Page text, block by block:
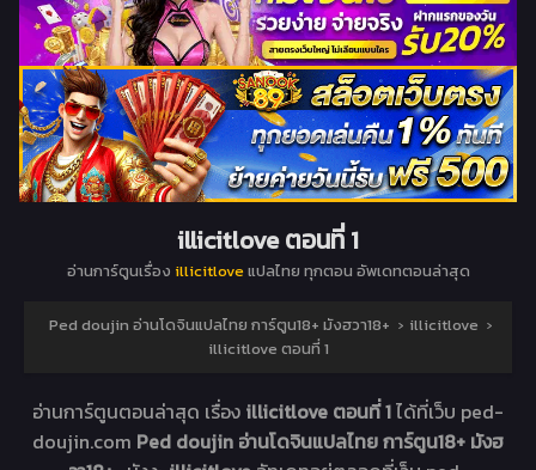
illicitlove ตอนที่ 1
อ่านการ์ตูนเรื่อง illicitloveแปลไทย ทุกตอน อัพเดทตอนล่าสุด
Ped doujin อ่านโดจินแปลไทย การ์ตูน18+ มังฮวา18+ › illicitlove ›
illicitlove ตอนที่ 1
อ่านการ์ตูนตอนล่าสุด เรื่อง illicitlove ตอนที่ 1ได้ที่เว็บ ped-
doujin.com Ped doujin อ่านโดจินแปลไทย การ์ตูน18+ มังฮ